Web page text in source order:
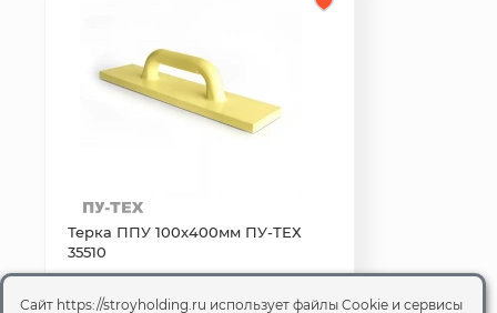
Терка ППУ 100х400мм ПУ-ТЕХ
35510
РОЗНИЦА Выгодно
Сайт https://stroyholding.ru использует файлы Cookie и сервисы